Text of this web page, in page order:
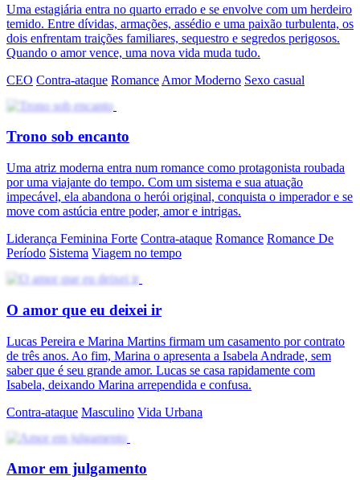
Uma estagiária entra no quarto errado e se envolve com um herdeiro
temido. Entre dívidas, armações, assédio e uma paixão turbulenta, os
dois enfrentam traições familiares, sequestro e segredos perigosos.
Quando o amor vence, uma nova vida muda tudo.
CEO Contra-ataque Romance Amor Moderno Sexo casual
Trono sob encanto
Uma atriz moderna entra num romance como protagonista roubada
por uma viajante do tempo. Com um sistema e sua atuação
impecável, ela abandona o herói original, conquista o imperador e se
move com astúcia entre poder, amor e intrigas.
Liderança Feminina Forte Contra-ataque Romance Romance De
Período Sistema Viagem no tempo
O amor que eu deixei ir
Lucas Pereira e Marina Martins firmam um casamento por contrato
de três anos. Ao fim, Marina o apresenta a Isabela Andrade, sem
saber que é seu grande amor. Lucas se casa rapidamente com
Isabela, deixando Marina arrependida e confusa.
Contra-ataque Masculino Vida Urbana
Amor em julgamento